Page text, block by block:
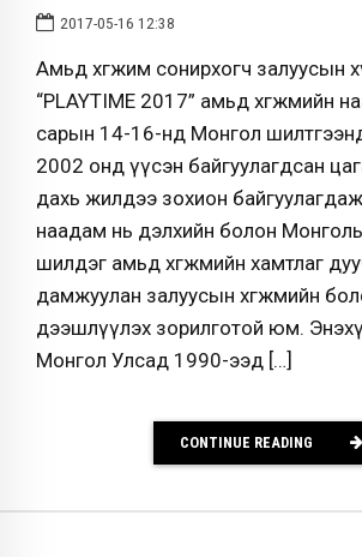
2017-05-16 12:38
Амьд хөгжим сонирхогч залуусын
“PLAYTIME 2017” амьд хөгжмийн
сарын 14-16-нд Монгол
2002 онд үүсэн байгуулагдсан
дахь жилдээ зохион
наадам нь дэлхийн болон
шилдэг амьд хөгжмийн хамтлаг
дамжуулан залуусын хөгжмийн
дээшлүүлэх зорилготой юм.
Монгол Улсад 1990-ээд […]
CONTINUE READING